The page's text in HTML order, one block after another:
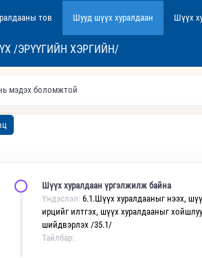
тов Шууд шүүх хуралдаан Шүүх
/ЭРҮҮГИЙН ХЭРГИЙН/
мэдэх боломжтой
Шүүх хуралдаан үргэлжилж байна
Үндэслэл: 6.1.Шүүх хуралдааныг нээх,
ирцийг илтгэх, шүүх хуралдааныг
шийдвэрлэх /35.1/
Тайлбар: